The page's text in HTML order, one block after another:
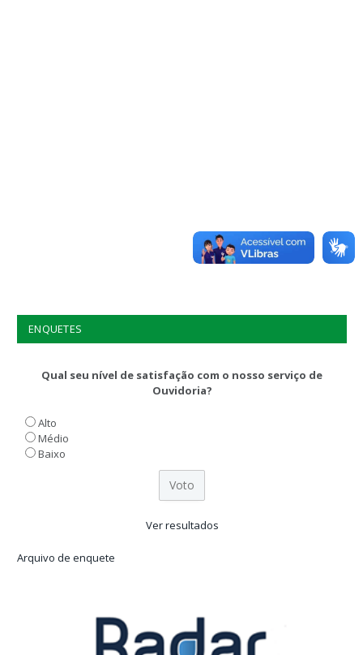
ENQUETES
Qual seu nível de satisfação com o nosso serviço de
Ouvidoria?
Alto
Médio
Baixo
Ver resultados
Arquivo de enquete